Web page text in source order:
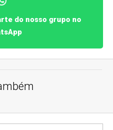
do nosso grupo no